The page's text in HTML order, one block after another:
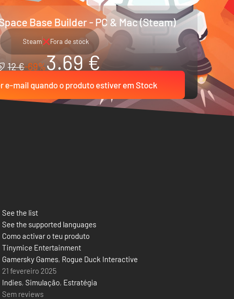
Base Builder - PC & Mac (Steam)
Steam Fora de stock
12 €-69%3.69 €
e-mail quando o produto estiver em Stock
See the list
See the supported languages
Como activar o teu produto
Tinymice Entertainment
Gamersky Games, Rogue Duck Interactive
21 fevereiro 2025
Indies, Simulação, Estratégia
Sem reviews